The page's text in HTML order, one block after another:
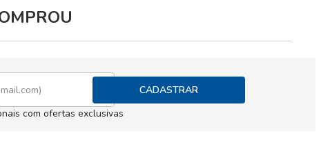
CADASTRAR
com ofertas exclusivas